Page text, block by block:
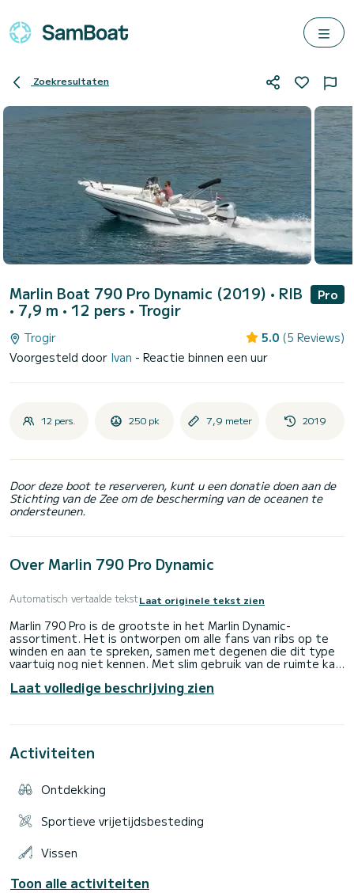
Zoekresultaten
Marlin Boat 790 Pro Dynamic (2019) • RIB
• 7,9 m • 12 pers • Trogir
Pro
Trogir 5.0 (5 Reviews)
Voorgesteld door Ivan - Reactie binnen een uur
12 pers. 250 pk 7,9 meter 2019
Door deze boot te reserveren, kunt u een donatie doen aan de
Stichting van de Zee om de bescherming van de oceanen te
ondersteunen.
Over Marlin 790 Pro Dynamic
Automatisch vertaalde tekstLaat originele tekst zien
Marlin 790 Pro is de grootste in het Marlin Dynamic-
assortiment. Het is ontworpen om alle fans van ribs op te
winden en aan te spreken, samen met degenen die dit type
vaartuig nog niet kennen. Met slim gebruik van de ruimte kan
opbergruimte. Het is een extreem ruime en comfortabele
opblaasbare boot. Het comfort wordt verder verbeterd
zonnedek aan de boeg met de mogelijkheid om de
passagiers in de cockpit worden op geen enkel moment
Uitgerust met gloednieuwe 2019. Honda 250 VTEC, het
Laat volledige beschrijving zien
Activiteiten
Ontdekking
Sportieve vrijetijdsbesteding
Vissen
Toon alle activiteiten